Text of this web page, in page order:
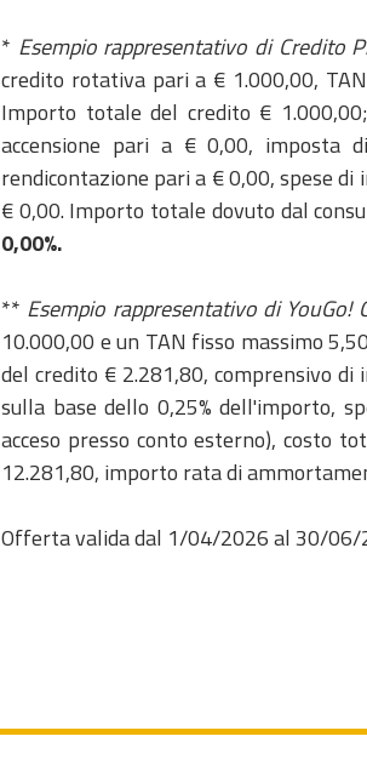
* Esempio rappresentativo di Credito
credito rotativa pari a € 1.000,00,
Importo totale del credito €
accensione pari a € 0,00,
rendicontazione pari a € 0,00, spese
€ 0,00. Importo totale dovuto dal
0,00%.
** Esempio rappresentativo di YouGo!
10.000,00 e un TAN fisso massimo
del credito € 2.281,80, comprensivo
sulla base dello 0,25% dell'importo,
acceso presso conto esterno), costo
12.281,80, importo rata di
Offerta valida dal 1/04/2026 al 30/06/